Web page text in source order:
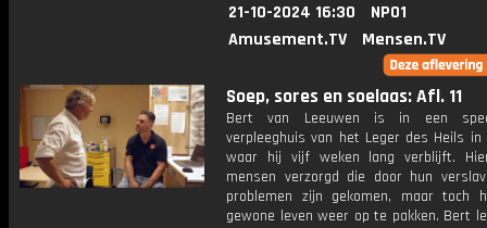
21-10-2024 16:30
NPO1
Amusement.TV
Mensen.TV
Soep, sores en soelaas: Afl. 11
Bert van Leeuwen is in een
verpleeghuis van het Leger des Heils in
waar hij vijf weken lang verblijft.
mensen verzorgd die door hun
problemen zijn gekomen, maar toch
gewone leven weer op te pakken. Bert